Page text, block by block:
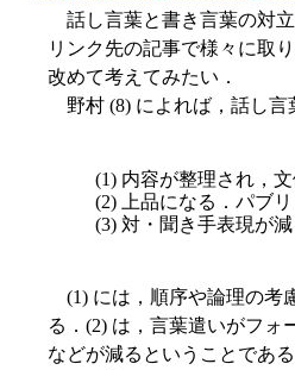
話し言葉と書き言葉の対立
リンク先の記事で様々に取
改めて考えてみたい．
野村 (8) によれば，話し言
(1) 内容が整理され，文
(2) 上品になる．パブリ
(3) 対・聞き手表現が減
(1) には，順序や論理の考
る．(2) は，言葉遣いがフォ
などが減るということであ